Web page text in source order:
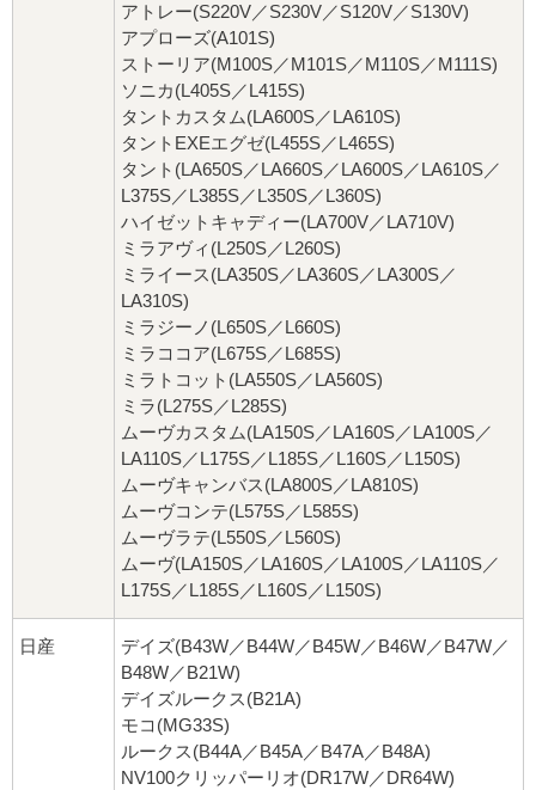
アトレー(S220V／S230V／S120V／S130V)
アプローズ(A101S)
ストーリア(M100S／M101S／M110S／M111S)
ソニカ(L405S／L415S)
タントカスタム(LA600S／LA610S)
タントEXEエグゼ(L455S／L465S)
タント(LA650S／LA660S／LA600S／LA610S／
L375S／L385S／L350S／L360S)
ハイゼットキャディー(LA700V／LA710V)
ミラアヴィ(L250S／L260S)
ミライース(LA350S／LA360S／LA300S／
LA310S)
ミラジーノ(L650S／L660S)
ミラココア(L675S／L685S)
ミラトコット(LA550S／LA560S)
ミラ(L275S／L285S)
ムーヴカスタム(LA150S／LA160S／LA100S／
LA110S／L175S／L185S／L160S／L150S)
ムーヴキャンバス(LA800S／LA810S)
ムーヴコンテ(L575S／L585S)
ムーヴラテ(L550S／L560S)
ムーヴ(LA150S／LA160S／LA100S／LA110S／
L175S／L185S／L160S／L150S)
日産
デイズ(B43W／B44W／B45W／B46W／B47W／
B48W／B21W)
デイズルークス(B21A)
モコ(MG33S)
ルークス(B44A／B45A／B47A／B48A)
NV100クリッパーリオ(DR17W／DR64W)